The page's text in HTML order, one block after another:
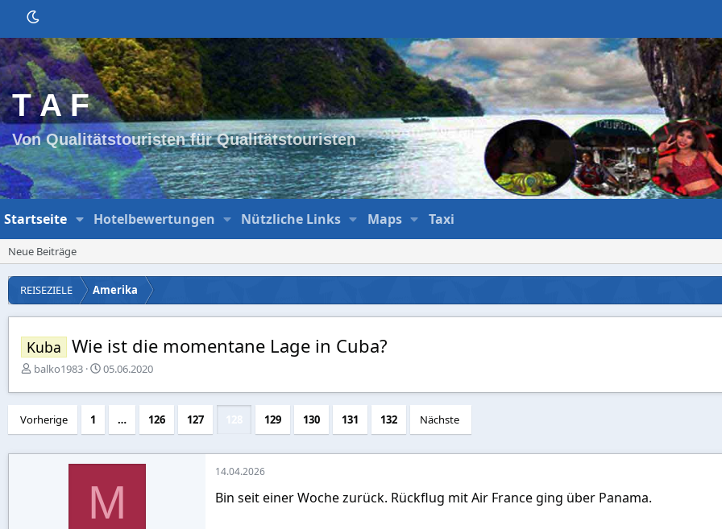
T A F
Von Qualitätstouristen für Qualitätstouristen
Startseite Hotelbewertungen Nützliche Links Maps Taxi
Neue Beiträge
REISEZIELE Amerika
Kuba Wie ist die momentane Lage in Cuba?
E
s
e
l
balko1983
E
s
l
m
05.06.2020
Vorherige 1 … 126 127 129 130 131 132 Nächste
M
14.04.2026
Bin seit einer Woche zurück. Rückflug mit Air France ging über Panama.